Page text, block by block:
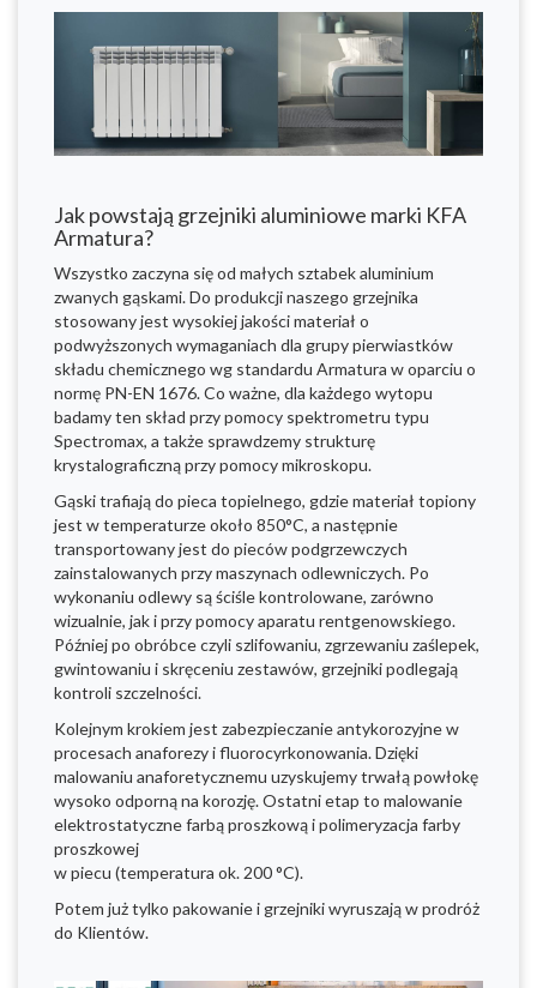
Jak powstają grzejniki aluminiowe marki KFA
Armatura?
Wszystko zaczyna się od małych sztabek aluminium
zwanych gąskami. Do produkcji naszego grzejnika
stosowany jest wysokiej jakości materiał o
podwyższonych wymaganiach dla grupy pierwiastków
składu chemicznego wg standardu Armatura w oparciu o
normę PN-EN 1676. Co ważne, dla każdego wytopu
badamy ten skład przy pomocy spektrometru typu
Spectromax, a także sprawdzemy strukturę
krystalograficzną przy pomocy mikroskopu.
Gąski trafiają do pieca topielnego, gdzie materiał topiony
jest w temperaturze około 850°C, a następnie
transportowany jest do pieców podgrzewczych
zainstalowanych przy maszynach odlewniczych. Po
wykonaniu odlewy są ściśle kontrolowane, zarówno
wizualnie, jak i przy pomocy aparatu rentgenowskiego.
Później po obróbce czyli szlifowaniu, zgrzewaniu zaślepek,
gwintowaniu i skręceniu zestawów, grzejniki podlegają
kontroli szczelności.
Kolejnym krokiem jest zabezpieczanie antykorozyjne w
procesach anaforezy i fluorocyrkonowania. Dzięki
malowaniu anaforetycznemu uzyskujemy trwałą powłokę
wysoko odporną na korozję. Ostatni etap to malowanie
elektrostatyczne farbą proszkową i polimeryzacja farby
proszkowej
w piecu (temperatura ok. 200 °C).
Potem już tylko pakowanie i grzejniki wyruszają w prodróż
do Klientów.